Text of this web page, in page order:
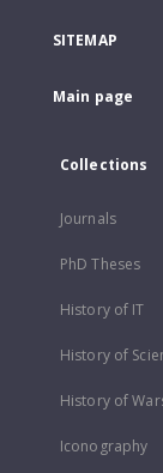
SITEMAP
Main page
Collections
Journals
PhD Theses
History of IT
History of
History of
Iconography